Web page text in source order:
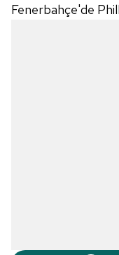
Fenerbahçe'de